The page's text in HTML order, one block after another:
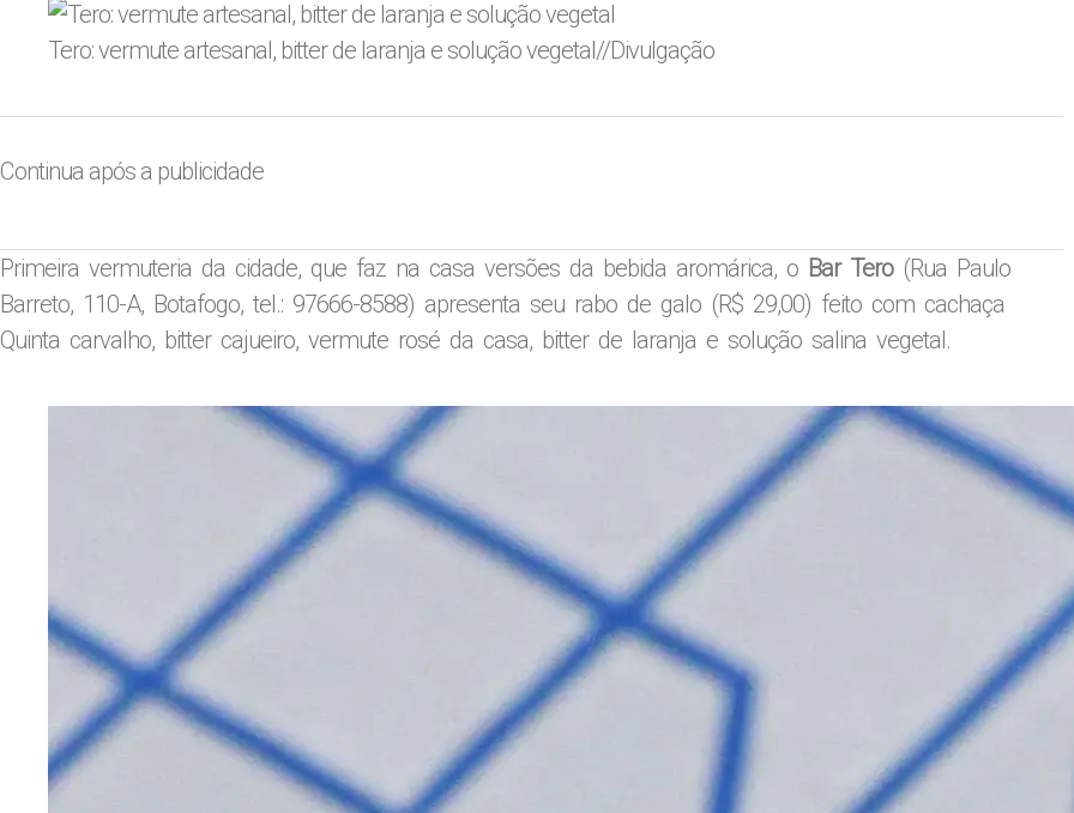
Tero: vermute artesanal, bitter de laranja e solução vegetal//Divulgação
Continua após a publicidade
Primeira vermuteria da cidade, que faz na casa versões da bebida aromárica, o Bar Tero(Rua Paulo
Barreto, 110-A, Botafogo, tel.: 97666-8588) apresenta seu rabo de galo (R$ 29,00) feito com cachaça
Quinta carvalho, bitter cajueiro, vermute rosé da casa, bitter de laranja e solução salina vegetal.